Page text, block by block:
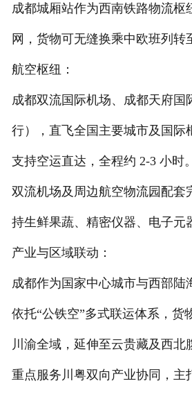
成都城厢站作为西南铁路物流枢
网，货物可无缝换乘中欧班列转
航空枢纽：
成都双流国际机场、成都天府国
行），直飞全国主要城市及国际
支持空运直达，全程约 2-3 小时。
双流机场及周边航空物流园配套
持生鲜果蔬、精密仪器、电子元
产业与区域联动：
成都作为国家中心城市与西部陆
依托“公铁空”多式联运体系，货
川渝全域，延伸至云贵藏及西北
重点服务川粤双向产业协同，主